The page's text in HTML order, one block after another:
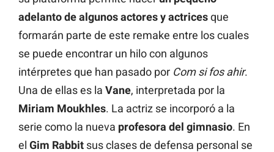
adelanto de algunos actores y actricesque
formarán parte de este remake entre los cuales
se puede encontrar un hilo con algunos
intérpretes que han pasado por Com si fos ahir.
Una de ellas es la Vane, interpretada por la
Miriam Moukhles. La actriz se incorporó a la
serie como la nueva profesora del gimnasio. En
el Gim Rabbit sus clases de defensa personal se